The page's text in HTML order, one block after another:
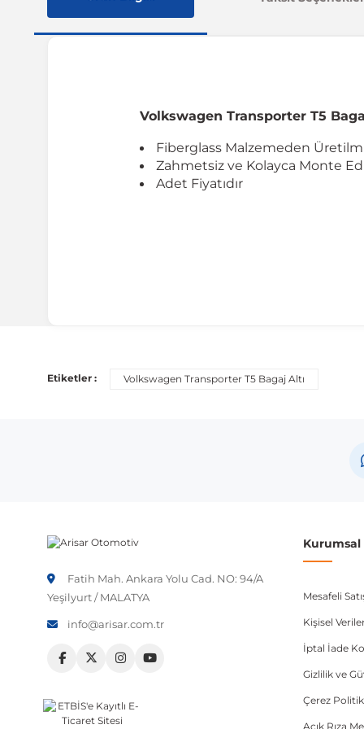
Volkswagen Transporter T5
Fiberglass Malzemeden
Zahmetsiz ve Kolayca Monte
Adet Fiyatıdır
Araç üreticileri aynı model yılı içerisinde farklı
Etiketler : Volkswagen Transporter T5 Bagaj Altı
Fatih Mah. Ankara Yolu Cad. NO: 94/A
Yeşilyurt / MALATYA
info@arisar.com.tr
Mesafeli
Kişisel
İptal İade
Gizlilik ve
Çerez
Açık Rıza